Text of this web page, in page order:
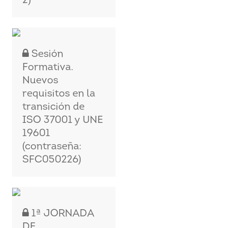
Sesión
Formativa.
Nuevos
requisitos en la
transición de
ISO 37001 y UNE
19601
(contraseña:
SFC050226)
1ª JORNADA